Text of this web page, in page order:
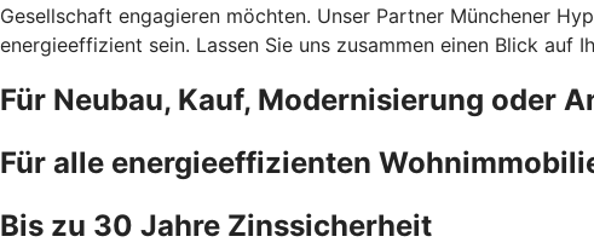
Gesellschaft engagieren möchten. Unser Partner Münchener
energieeffizient sein. Lassen Sie uns zusammen einen Blick auf
Für Neubau, Kauf, Modernisierung oder
Für alle energieeffizienten
Bis zu 30 Jahre Zinssicherheit